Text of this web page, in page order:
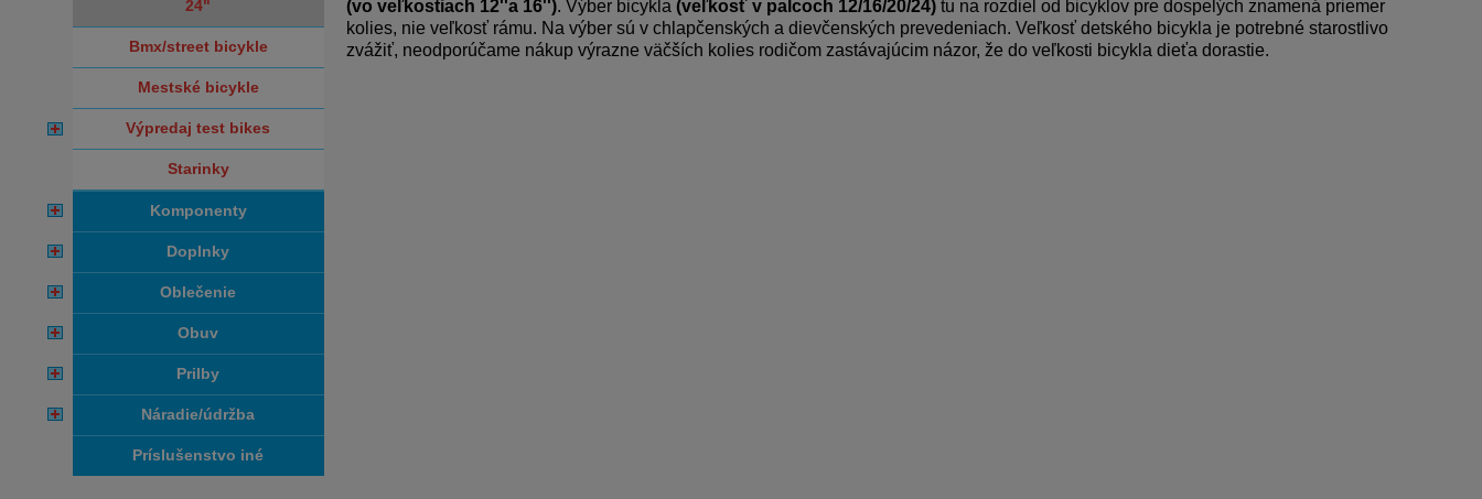
24"
bmx/street bicykle
mestské bicykle
výpredaj test bikes
starinky
komponenty
doplnky
oblečenie
obuv
prilby
náradie/údržba
príslušenstvo iné
(vo veľkostiach 12''a 16''). Výber bicykla (veľkosť v palcoch 12/16/20/24) tu na rozdiel od bicyklov pre dospelých znamená priemer
kolies, nie veľkosť rámu. Na výber sú v chlapčenských a dievčenských prevedeniach. Veľkosť detského bicykla je potrebné starostlivo
zvážiť, neodporúčame nákup výrazne väčších kolies rodičom zastávajúcim názor, že do veľkosti bicykla dieťa dorastie.